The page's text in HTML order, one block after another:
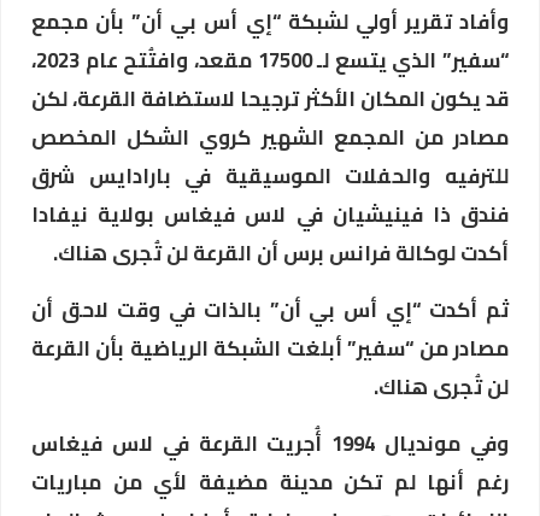
وأفاد تقرير أولي لشبكة “إي أس بي أن” بأن مجمع
“سفير” الذي يتسع لـ 17500 مقعد، وافتُتح عام 2023،
قد يكون المكان الأكثر ترجيحا لاستضافة القرعة، لكن
مصادر من المجمع الشهير كروي الشكل المخصص
للترفيه والحفلات الموسيقية في بارادايس شرق
فندق ذا فينيشيان في لاس فيغاس بولاية نيفادا
أكدت لوكالة فرانس برس أن القرعة لن تُجرى هناك.
ثم أكدت “إي أس بي أن” بالذات في وقت لاحق أن
مصادر من “سفير” أبلغت الشبكة الرياضية بأن القرعة
لن تُجرى هناك.
وفي مونديال 1994 أُجريت القرعة في لاس فيغاس
رغم أنها لم تكن مدينة مضيفة لأي من مباريات